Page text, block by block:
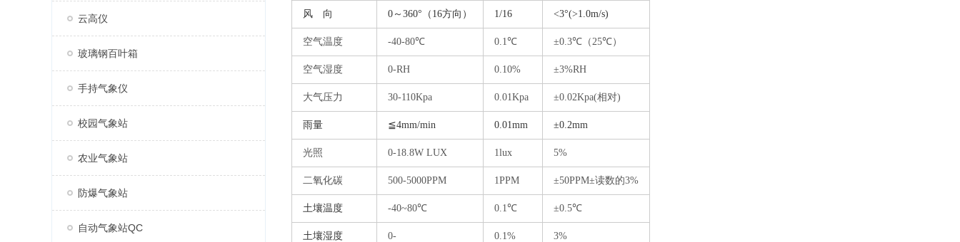
云高仪
玻璃钢百叶箱
手持气象仪
校园气象站
农业气象站
防爆气象站
自动气象站QC
风 向 0～360°（16方向） 1/16 <3°(>1.0m/s)
空气温度 -40-80℃ 0.1℃ ±0.3℃（25℃）
空气湿度 0-RH 0.10% ±3%RH
大气压力 30-110Kpa 0.01Kpa ±0.02Kpa(相对)
雨量 ≦4mm/min 0.01mm ±0.2mm
光照 0-18.8W LUX 1lux 5%
二氧化碳 500-5000PPM 1PPM ±50PPM±读数的3%
土壤温度 -40~80℃ 0.1℃ ±0.5℃
土壤湿度 0- 0.1% 3%